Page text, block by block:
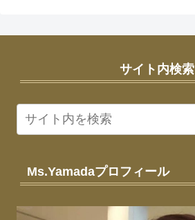
サイト内検索
Ms.Yamadaプロフィール